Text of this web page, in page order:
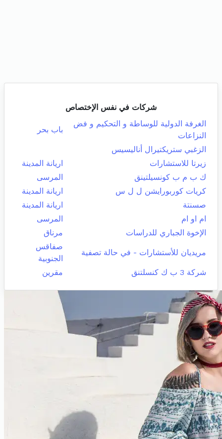
شركات في نفس الإختصاص
الغرفة الدولية للوساطة و التحكيم و فض
النزاعات
باب بحر
الزغبي ستريكتيرال أناليسيس
زيرتا للاستشارات
اريانة المدينة
ك ب م ب كونسيلتينق
المرسى
كريات كوربورايشن ل ل س
اريانة المدينة
صسنتة
اريانة المدينة
ام او ام
المرسى
الإخوة الجباري للدراسات
مرناق
مريديان للأستشارات - في حالة تصفية
صفاقس
الجنوبية
شركة 3 ب ك كنسلتنق
مقرين